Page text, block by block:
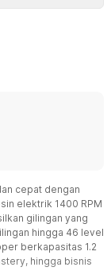
cepat dengan
elektrik 1400 RPM
gilingan yang
hingga 46 level
berkapasitas 1.2
hingga bisnis